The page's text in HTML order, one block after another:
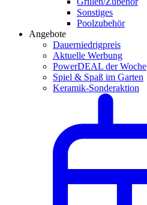
Sonstiges
Poolzubehör
Angebote
Dauerniedrigpreis
Aktuelle Werbung
PowerDEAL der Woche
Spiel & Spaß im Garten
Keramik-Sonderaktion